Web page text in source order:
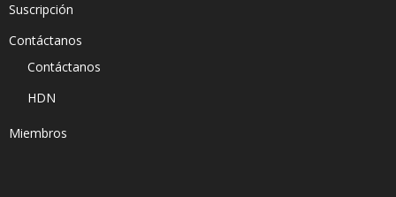
Suscripción
Contáctanos
Contáctanos
HDN
Miembros